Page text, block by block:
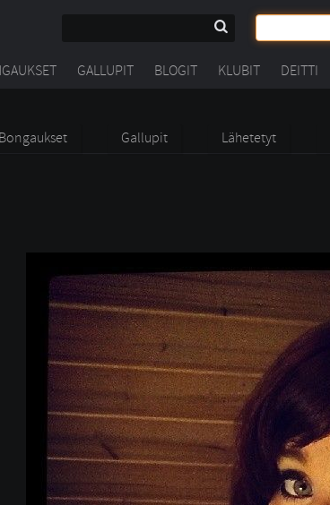
GALLUPIT BLOGIT KLUBIT DEITTI
Bongaukset Gallupit Lähetetyt